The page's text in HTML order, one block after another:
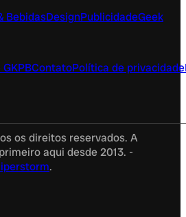
BebidasDesignPublicidadeGeek
ContatoPolítica de privacidade
os direitos reservados. A
aqui desde 2013. -
.